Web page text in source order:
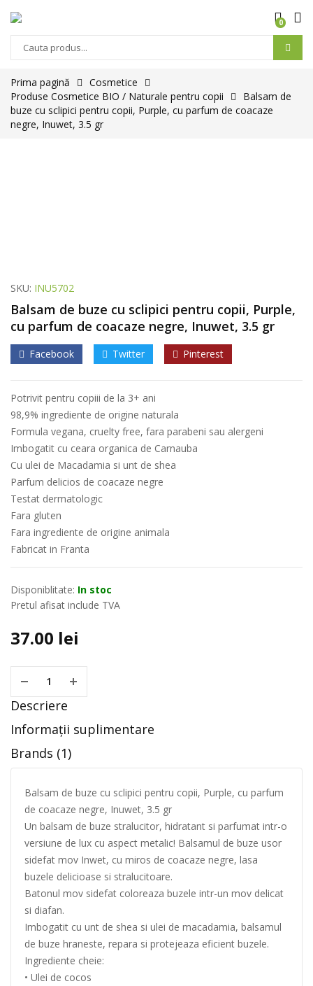
0
Prima pagină
Cosmetice
Produse Cosmetice BIO / Naturale pentru copii
Balsam de
buze cu sclipici pentru copii, Purple, cu parfum de coacaze
negre, Inuwet, 3.5 gr
SKU: INU5702
Balsam de buze cu sclipici pentru copii, Purple,
cu parfum de coacaze negre, Inuwet, 3.5 gr
Facebook Twitter Pinterest
Potrivit pentru copiii de la 3+ ani
98,9% ingrediente de origine naturala
Formula vegana, cruelty free, fara parabeni sau alergeni
Imbogatit cu ceara organica de Carnauba
Cu ulei de Macadamia si unt de shea
Parfum delicios de coacaze negre
Testat dermatologic
Fara gluten
Fara ingrediente de origine animala
Fabricat in Franta
Disponiblitate: In stoc
Pretul afisat include TVA
37.00 lei
Descriere
Informații suplimentare
Brands (1)
Balsam de buze cu sclipici pentru copii, Purple, cu parfum
de coacaze negre, Inuwet, 3.5 gr
Un balsam de buze stralucitor, hidratant si parfumat intr-o
versiune de lux cu aspect metalic! Balsamul de buze usor
sidefat mov Inwet, cu miros de coacaze negre, lasa
buzele delicioase si stralucitoare.
Batonul mov sidefat coloreaza buzele intr-un mov delicat
si diafan.
Imbogatit cu unt de shea si ulei de macadamia, balsamul
de buze hraneste, repara si protejeaza eficient buzele.
Ingrediente cheie:
• Ulei de cocos